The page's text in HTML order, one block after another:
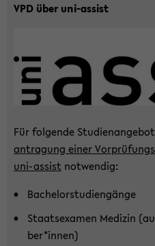
VPD über uni-​assist
Für fol­gen­de
an­tra­gung einer
uni-​assist not­wen­dig:
Ba­che­lor­stu­di­en­gän­ge
Staats­examen Me­di­zin
ber*innen)